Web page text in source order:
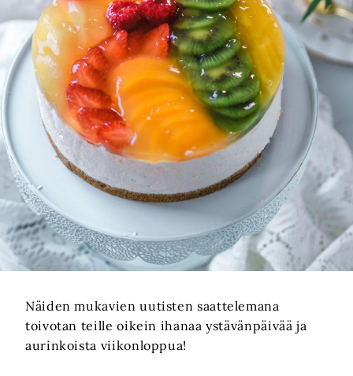
Näiden mukavien uutisten saattelemana
toivotan teille oikein ihanaa ystävänpäivää ja
aurinkoista viikonloppua!